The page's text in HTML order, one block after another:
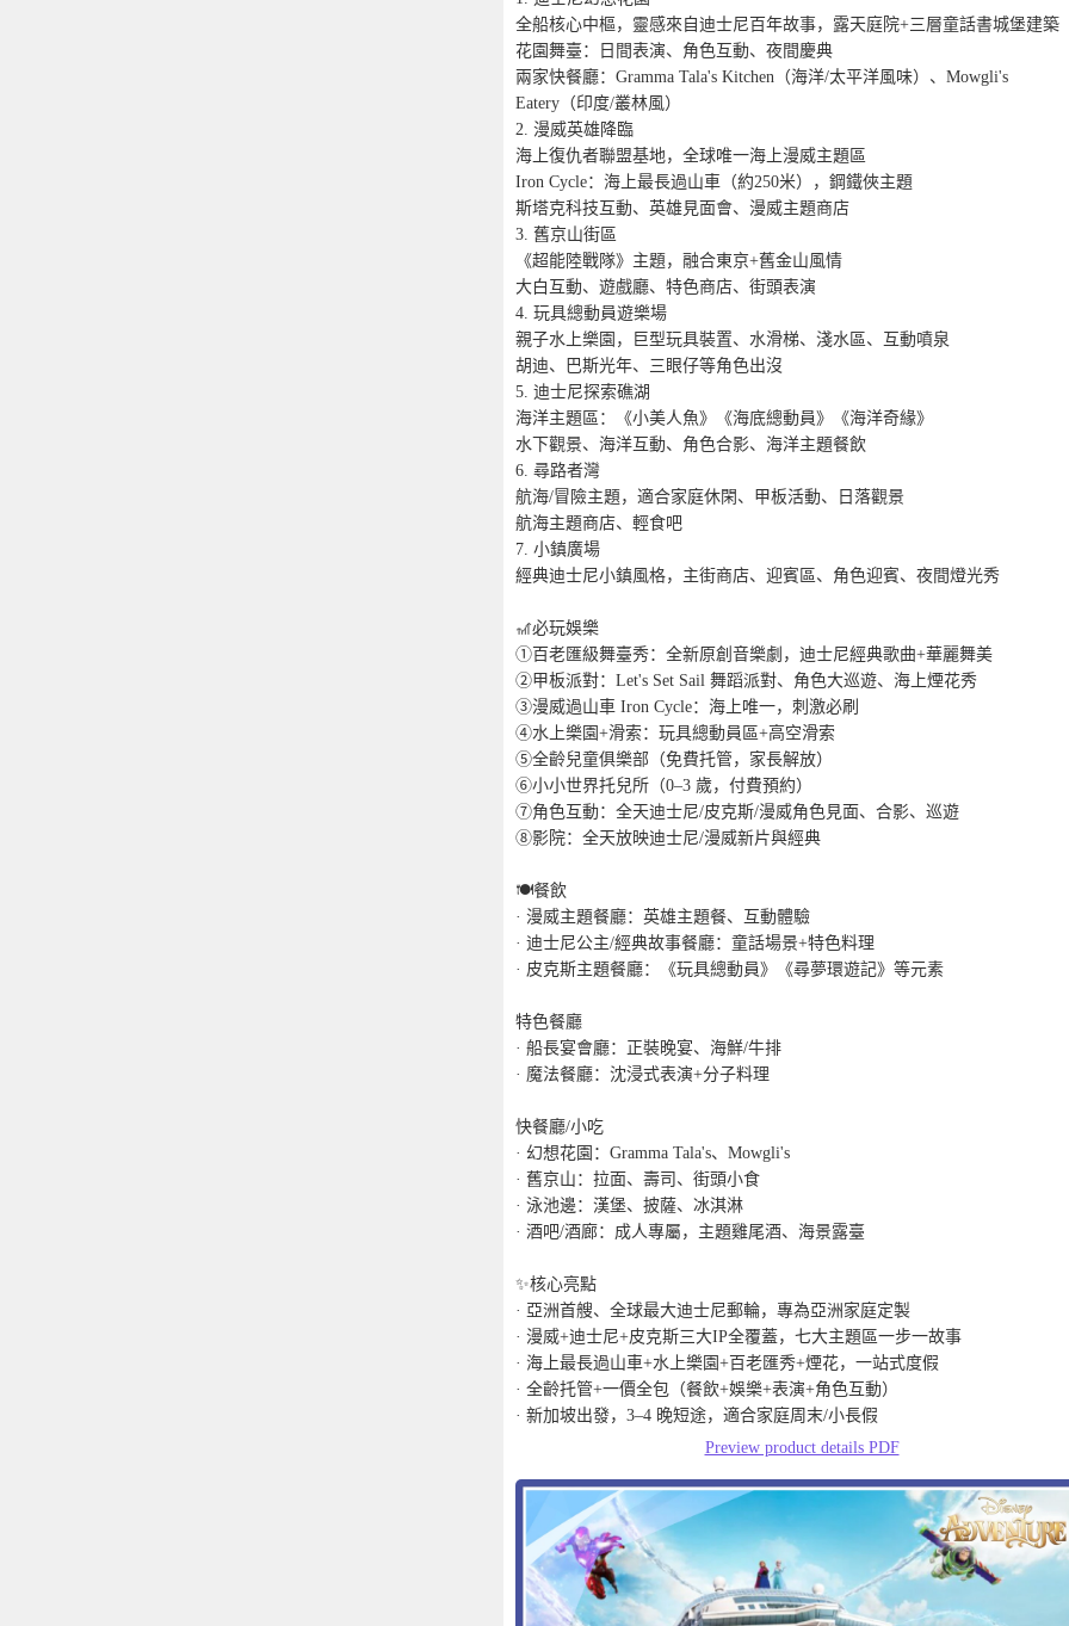
全船核心中樞，靈感來自迪士尼百年故事，露天庭院+三層童話書城堡建築
花園舞臺：日間表演、角色互動、夜間慶典
兩家快餐廳：Gramma Tala's Kitchen（海洋/太平洋風味）、Mowgli's
Eatery（印度/叢林風）
2. 漫威英雄降臨
海上復仇者聯盟基地，全球唯一海上漫威主題區
Iron Cycle：海上最長過山車（約250米），鋼鐵俠主題
斯塔克科技互動、英雄見面會、漫威主題商店
3. 舊京山街區
《超能陸戰隊》主題，融合東京+舊金山風情
大白互動、遊戲廳、特色商店、街頭表演
4. 玩具總動員遊樂場
親子水上樂園，巨型玩具裝置、水滑梯、淺水區、互動噴泉
胡迪、巴斯光年、三眼仔等角色出沒
5. 迪士尼探索礁湖
海洋主題區：《小美人魚》《海底總動員》《海洋奇緣》
水下觀景、海洋互動、角色合影、海洋主題餐飲
6. 尋路者灣
航海/冒險主題，適合家庭休閑、甲板活動、日落觀景
航海主題商店、輕食吧
7. 小鎮廣場
經典迪士尼小鎮風格，主街商店、迎賓區、角色迎賓、夜間燈光秀
🎢必玩娛樂
①百老匯級舞臺秀：全新原創音樂劇，迪士尼經典歌曲+華麗舞美
②甲板派對：Let's Set Sail 舞蹈派對、角色大巡遊、海上煙花秀
③漫威過山車 Iron Cycle：海上唯一，刺激必刷
④水上樂園+滑索：玩具總動員區+高空滑索
⑤全齡兒童俱樂部（免費托管，家長解放）
⑥小小世界托兒所（0–3 歲，付費預約）
⑦角色互動：全天迪士尼/皮克斯/漫威角色見面、合影、巡遊
⑧影院：全天放映迪士尼/漫威新片與經典
🍽️餐飲
· 漫威主題餐廳：英雄主題餐、互動體驗
· 迪士尼公主/經典故事餐廳：童話場景+特色料理
· 皮克斯主題餐廳：《玩具總動員》《尋夢環遊記》等元素
特色餐廳
· 船長宴會廳：正裝晚宴、海鮮/牛排
· 魔法餐廳：沈浸式表演+分子料理
快餐廳/小吃
· 幻想花園：Gramma Tala's、Mowgli's
· 舊京山：拉面、壽司、街頭小食
· 泳池邊：漢堡、披薩、冰淇淋
· 酒吧/酒廊：成人專屬，主題雞尾酒、海景露臺
✨核心亮點
· 亞洲首艘、全球最大迪士尼郵輪，專為亞洲家庭定製
· 漫威+迪士尼+皮克斯三大IP全覆蓋，七大主題區一步一故事
· 海上最長過山車+水上樂園+百老匯秀+煙花，一站式度假
· 全齡托管+一價全包（餐飲+娛樂+表演+角色互動）
· 新加坡出發，3–4 晚短途，適合家庭周末/小長假
Preview product details PDF